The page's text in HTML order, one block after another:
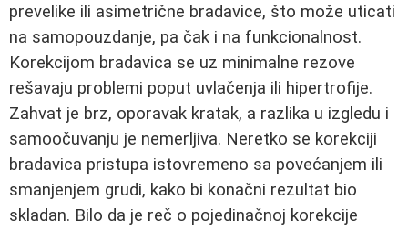
prevelike ili asimetrične bradavice, što može uticati
na samopouzdanje, pa čak i na funkcionalnost.
Korekcijom bradavica se uz minimalne rezove
rešavaju problemi poput uvlačenja ili hipertrofije.
Zahvat je brz, oporavak kratak, a razlika u izgledu i
samoočuvanju je nemerljiva. Neretko se korekciji
bradavica pristupa istovremeno sa povećanjem ili
smanjenjem grudi, kako bi konačni rezultat bio
skladan. Bilo da je reč o pojedinačnoj korekcije